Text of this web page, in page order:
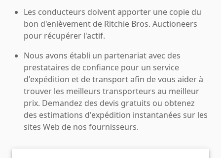
Les conducteurs doivent apporter une copie du
bon d'enlèvement de Ritchie Bros. Auctioneers
pour récupérer l'actif.
Nous avons établi un partenariat avec des
prestataires de confiance pour un service
d'expédition et de transport afin de vous aider à
trouver les meilleurs transporteurs au meilleur
prix. Demandez des devis gratuits ou obtenez
des estimations d'expédition instantanées sur les
sites Web de nos fournisseurs.